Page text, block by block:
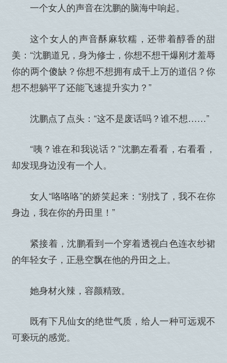
一个女人的声音在沈鹏的脑海中响起。
这个女人的声音酥麻软糯，还带着醇香的甜
美：“沈鹏道兄，身为修士，你想不想干爆刚才羞辱
你的两个傻缺？你想不想拥有成千上万的道侣？你
想不想躺平了还能飞速提升实力？”
沈鹏点了点头：“这不是废话吗？谁不想……”
“咦？谁在和我说话？”沈鹏左看看，右看看，
却发现身边没有一个人。
女人“咯咯咯”的娇笑起来：“别找了，我不在你
身边，我在你的丹田里！”
紧接着，沈鹏看到一个穿着透视白色连衣纱裙
的年轻女子，正悬空飘在他的丹田之上。
她身材火辣，容颜精致。
既有下凡仙女的绝世气质，给人一种可远观不
可亵玩的感觉。